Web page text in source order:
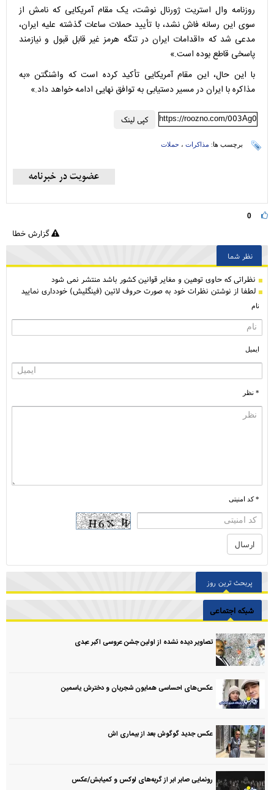
روزنامه وال استریت ژورنال نوشت، یک مقام آمریکایی که نامش از
سوی این رسانه فاش نشد، با تأیید حملات ساعات گذشته علیه ایران،
مدعی شد که «اقدامات ایران در تنگه هرمز غیر قابل قبول و نیازمند
پاسخی قاطع بوده است.»
با این حال، این مقام آمریکایی تأکید کرده است که واشنگتن «به
مذاکره با ایران در مسیر دستیابی به توافق نهایی ادامه خواهد داد.»
کپی لینک https://roozno.com/003Ag0
برچسب ها: مذاکرات ، حملات
0
گزارش خطا
نظر شما
نظراتی كه حاوی توهین و مغایر قوانین کشور باشد منتشر نمی شود
لطفا از نوشتن نظرات خود به صورت حروف لاتین (فینگلیش) خودداری نمایید
نام
ایمیل
* نظر
* کد امنیتی
پربحث ترین روز
شبکه اجتماعی
تصاویر دیده نشده از اولین جشن عروسی اکبر عبدی
عکس‌های احساسی همایون شجریان و دخترش یاسمین
عکس جدید گوگوش بعد از بیماری اش
رونمایی صابر ابر از گربه‌های لوکس و کمیابش/عکس